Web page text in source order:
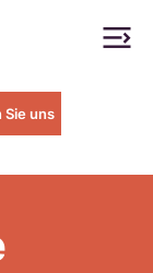
Sie uns